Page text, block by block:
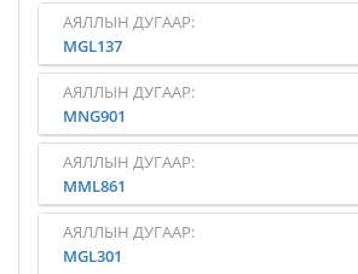
АЯЛЛЫН ДУГААР:
MGL137
АЯЛЛЫН ДУГААР:
MNG901
АЯЛЛЫН ДУГААР:
MML861
АЯЛЛЫН ДУГААР:
MGL301